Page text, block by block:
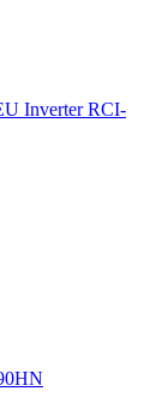
Inverter RCI-